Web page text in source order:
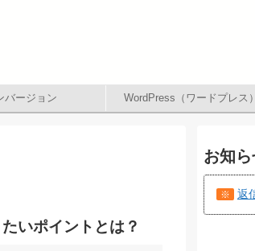
バージョン WordPress（ワードプレス）
いポイントとは？
お知
※ 返